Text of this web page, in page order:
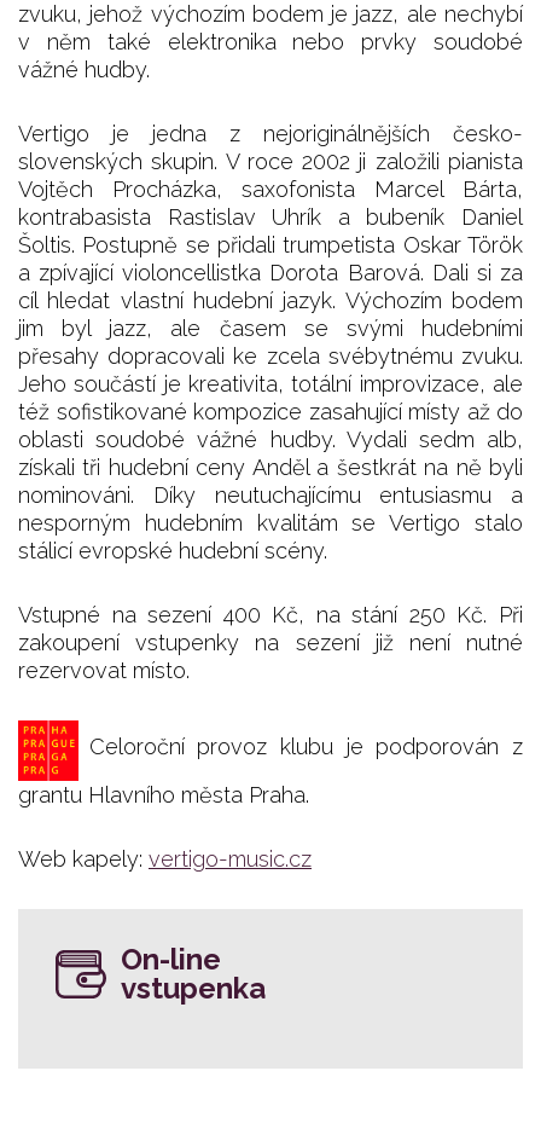
zvuku, jehož výchozím bodem je jazz, ale nechybí
v něm také elektronika nebo prvky soudobé
vážné hudby.
Vertigo je jedna z nejoriginálnějších česko-
slovenských skupin. V roce 2002 ji založili pianista
Vojtěch Procházka, saxofonista Marcel Bárta,
kontrabasista Rastislav Uhrík a bubeník Daniel
Šoltis. Postupně se přidali trumpetista Oskar Török
a zpívající violoncellistka Dorota Barová. Dali si za
cíl hledat vlastní hudební jazyk. Výchozím bodem
jim byl jazz, ale časem se svými hudebními
přesahy dopracovali ke zcela svébytnému zvuku.
Jeho součástí je kreativita, totální improvizace, ale
též sofistikované kompozice zasahující místy až do
oblasti soudobé vážné hudby. Vydali sedm alb,
získali tři hudební ceny Anděl a šestkrát na ně byli
nominováni. Díky neutuchajícímu entusiasmu a
nesporným hudebním kvalitám se Vertigo stalo
stálicí evropské hudební scény.
Vstupné na sezení 400 Kč, na stání 250 Kč. Při
zakoupení vstupenky na sezení již není nutné
rezervovat místo.
Celoroční provoz klubu je podporován z
grantu Hlavního města Praha.
Web kapely: vertigo-music.cz
On-line
vstupenka